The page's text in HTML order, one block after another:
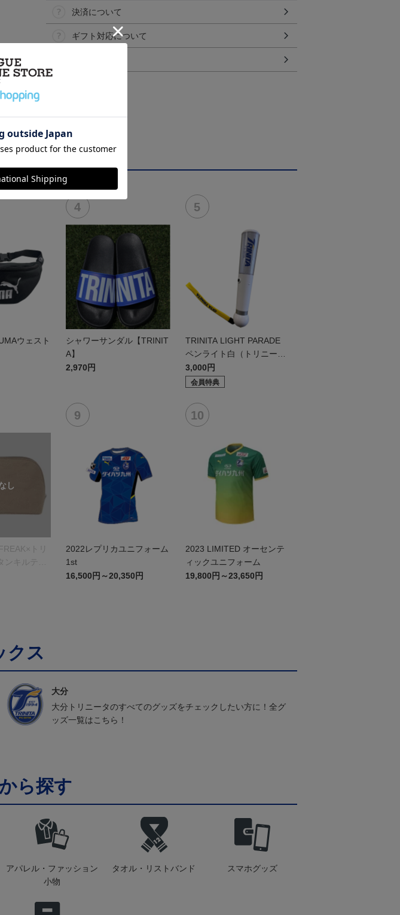
決済について
ギフト対応について
ウェスト
シャワーサンダル【TRINIT
A】
2,970円
TRINITA LIGHT PARADE
ペンライト白（トリニータv
er.）
3,000円
会員特典
トリ
ンキルティ
2022レプリカユニフォーム
1st
16,500円～20,350円
2023 LIMITED オーセンテ
ィックユニフォーム
19,800円～23,650円
クス
大分
大分トリニータのすべてのグッズをチェックしたい方に！全グ
ッズ一覧はこちら！
ら探す
アパレル・ファッション
小物
タオル・リストバンド スマホグッズ